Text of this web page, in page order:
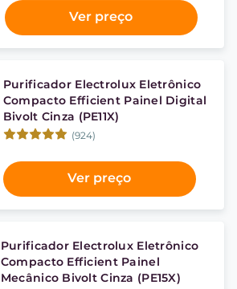
Ver preço
Purificador Electrolux Eletrônico
Compacto Efficient Painel Digital
Bivolt Cinza (PE11X)
(924)
Ver preço
Purificador Electrolux Eletrônico
Compacto Efficient Painel
Mecânico Bivolt Cinza (PE15X)